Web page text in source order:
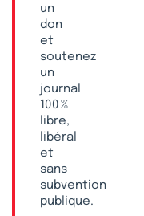
un
don
et
soutenez
un
journal
100 %
libre,
libéral
et
sans
subvention
publique.